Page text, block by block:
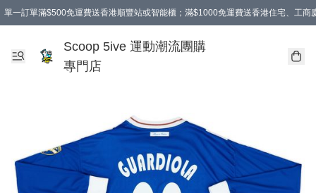
單一訂單滿$500免運費送香港順豐站或智能櫃；滿$1000免運費送香港住宅、工商
Scoop 5ive 運動潮流團購
專門店